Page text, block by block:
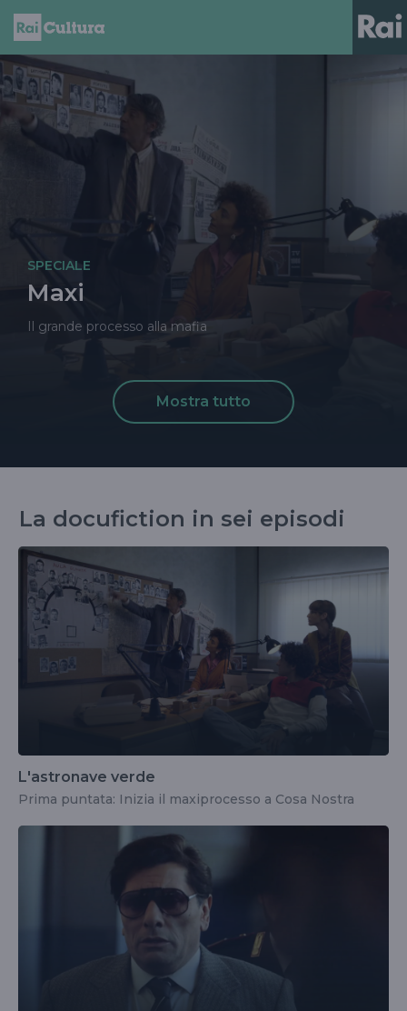
SPECIALE
Maxi
Il grande processo alla mafia
Mostra tutto
La docufiction in sei episodi
L'astronave verde
Prima puntata: Inizia il maxiprocesso a Cosa Nostra